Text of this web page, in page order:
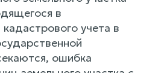
в
учета в
ошибка